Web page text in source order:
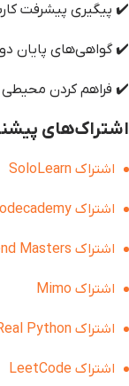
✔️ پیگیری پیشرفت
✔️ گواهی‌های پایان
✔️ فراهم کردن محیطی
اشتراک‌های
اشتراک SoloLearn
اشتراک Codecademy
اشتراک Frontend Masters
اشتراک Mimo
اشتراک Real Python
اشتراک LeetCode